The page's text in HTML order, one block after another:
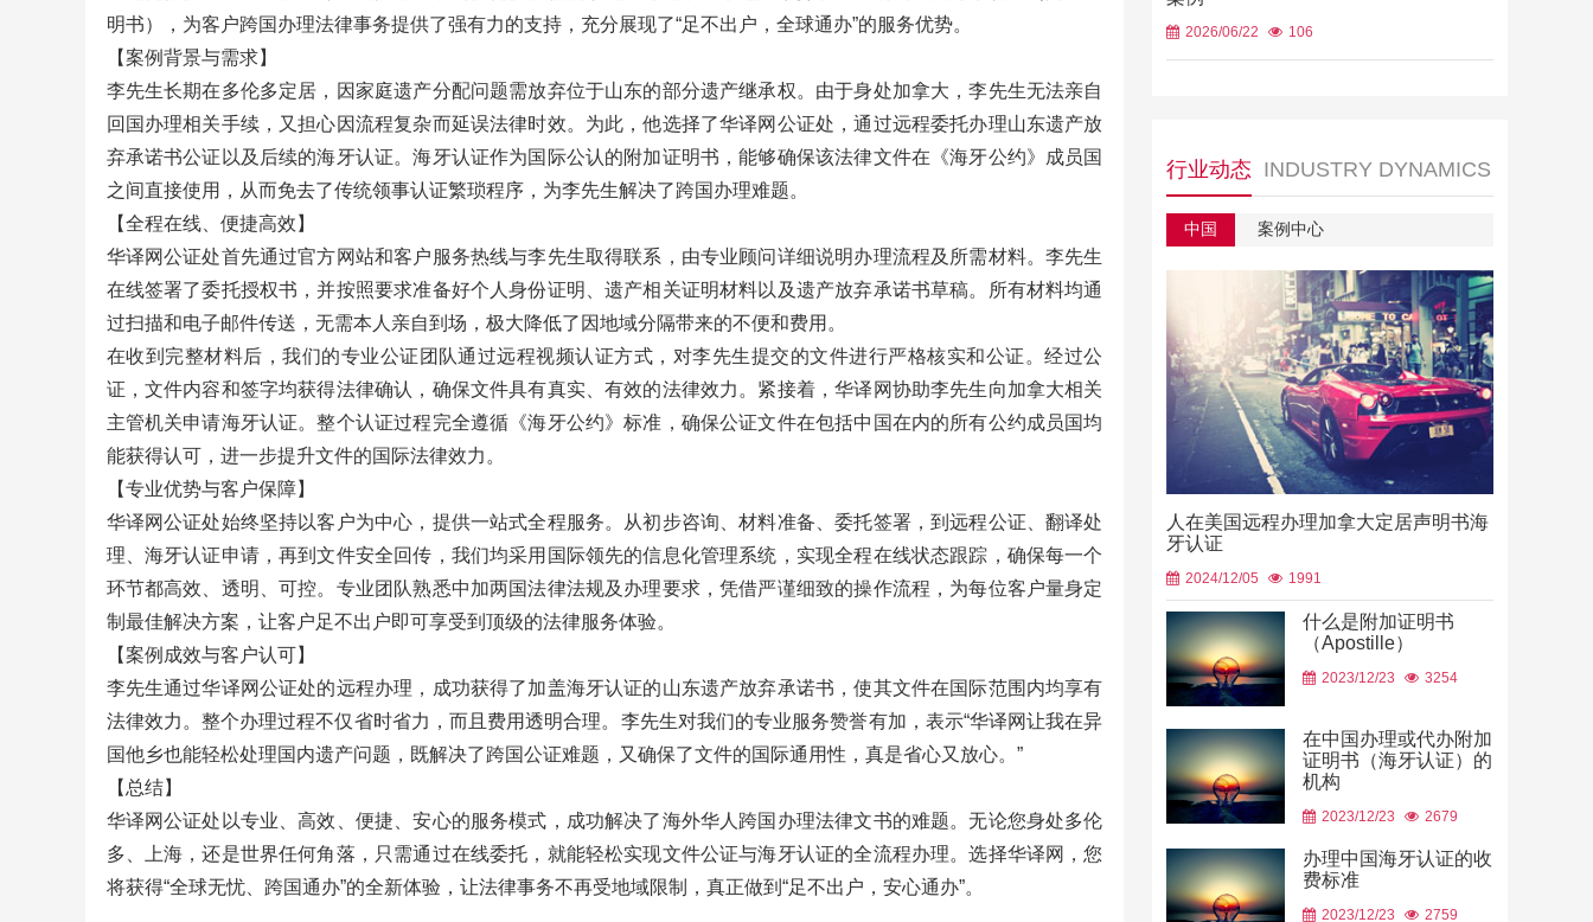
明书），为客户跨国办理法律事务提供了强有力的支持，充分展现了“足不出户，全球通办”的服务优势。
【案例背景与需求】
李先生长期在多伦多定居，因家庭遗产分配问题需放弃位于山东的部分遗产继承权。由于身处加拿大，李先生无法亲自
回国办理相关手续，又担心因流程复杂而延误法律时效。为此，他选择了华译网公证处，通过远程委托办理山东遗产放
弃承诺书公证以及后续的海牙认证。海牙认证作为国际公认的附加证明书，能够确保该法律文件在《海牙公约》成员国
之间直接使用，从而免去了传统领事认证繁琐程序，为李先生解决了跨国办理难题。
【全程在线、便捷高效】
华译网公证处首先通过官方网站和客户服务热线与李先生取得联系，由专业顾问详细说明办理流程及所需材料。李先生
在线签署了委托授权书，并按照要求准备好个人身份证明、遗产相关证明材料以及遗产放弃承诺书草稿。所有材料均通
过扫描和电子邮件传送，无需本人亲自到场，极大降低了因地域分隔带来的不便和费用。
在收到完整材料后，我们的专业公证团队通过远程视频认证方式，对李先生提交的文件进行严格核实和公证。经过公
证，文件内容和签字均获得法律确认，确保文件具有真实、有效的法律效力。紧接着，华译网协助李先生向加拿大相关
主管机关申请海牙认证。整个认证过程完全遵循《海牙公约》标准，确保公证文件在包括中国在内的所有公约成员国均
能获得认可，进一步提升文件的国际法律效力。
【专业优势与客户保障】
华译网公证处始终坚持以客户为中心，提供一站式全程服务。从初步咨询、材料准备、委托签署，到远程公证、翻译处
理、海牙认证申请，再到文件安全回传，我们均采用国际领先的信息化管理系统，实现全程在线状态跟踪，确保每一个
环节都高效、透明、可控。专业团队熟悉中加两国法律法规及办理要求，凭借严谨细致的操作流程，为每位客户量身定
制最佳解决方案，让客户足不出户即可享受到顶级的法律服务体验。
【案例成效与客户认可】
李先生通过华译网公证处的远程办理，成功获得了加盖海牙认证的山东遗产放弃承诺书，使其文件在国际范围内均享有
法律效力。整个办理过程不仅省时省力，而且费用透明合理。李先生对我们的专业服务赞誉有加，表示“华译网让我在异
国他乡也能轻松处理国内遗产问题，既解决了跨国公证难题，又确保了文件的国际通用性，真是省心又放心。”
【总结】
华译网公证处以专业、高效、便捷、安心的服务模式，成功解决了海外华人跨国办理法律文书的难题。无论您身处多伦
多、上海，还是世界任何角落，只需通过在线委托，就能轻松实现文件公证与海牙认证的全流程办理。选择华译网，您
将获得“全球无忧、跨国通办”的全新体验，让法律事务不再受地域限制，真正做到“足不出户，安心通办”。
2026/06/22 106
行业动态 INDUSTRY DYNAMICS
中国 案例中心
人在美国远程办理加拿大定居声明书海
牙认证
2024/12/05 1991
什么是附加证明书
（Apostille）
2023/12/23 3254
在中国办理或代办附加
证明书（海牙认证）的
机构
2023/12/23 2679
办理中国海牙认证的收
费标准
2023/12/23 2759